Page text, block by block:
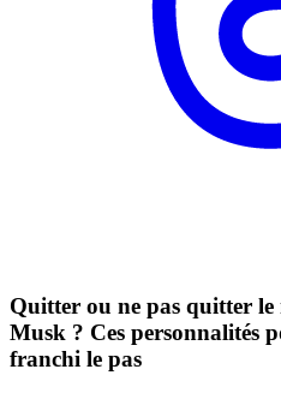
Quitter ou ne pas quitter le
Musk ? Ces personnalités
franchi le pas